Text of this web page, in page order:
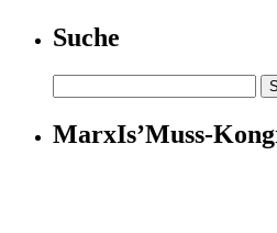
Suche
nach:
MarxIs’Muss-